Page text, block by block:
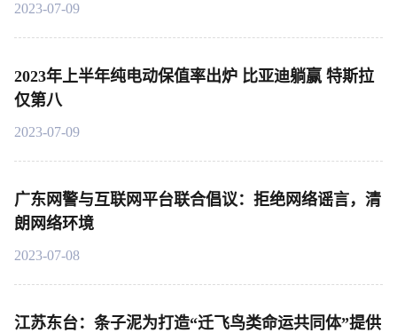
2023-07-09
2023年上半年纯电动保值率出炉 比亚迪躺赢 特斯拉
仅第八
2023-07-09
广东网警与互联网平台联合倡议：拒绝网络谣言，清
朗网络环境
2023-07-08
江苏东台：条子泥为打造“迁飞鸟类命运共同体”提供